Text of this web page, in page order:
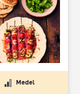
Medel